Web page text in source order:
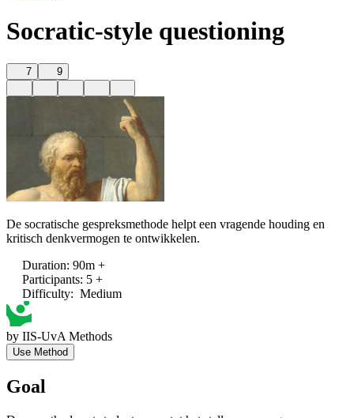
Socratic-style questioning
7 9
De socratische gespreksmethode helpt een vragende houding en
kritisch denkvermogen te ontwikkelen.
Duration: 90m +
Participants: 5 +
Difficulty: Medium
by IIS-UvA Methods
Use Method
Goal